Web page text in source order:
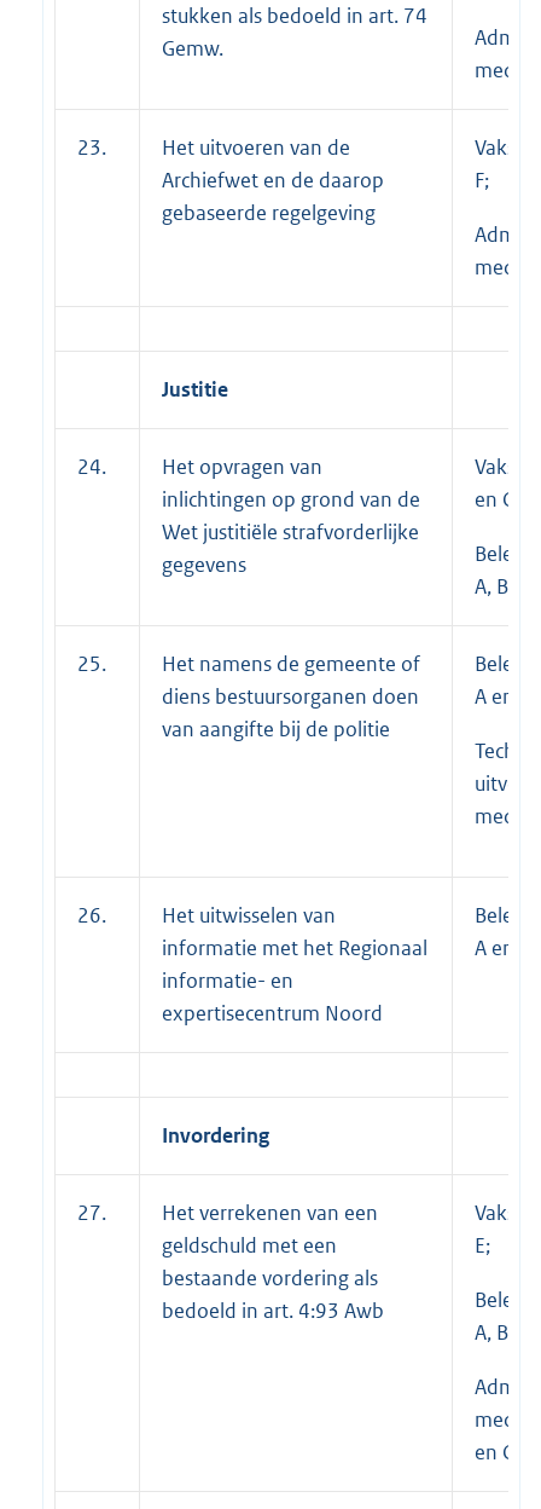
stukken als bedoeld in art. 74
Gemw.
23.
Het uitvoeren van de
Archiefwet en de daarop
gebaseerde regelgeving
F;
Justitie
24.
Het opvragen van
inlichtingen op grond van de
Wet justitiële strafvorderlijke
gegevens
en C;
A, B en
25.
Het namens de gemeente of
diens bestuursorganen doen
van aangifte bij de politie
A en B
26.
Het uitwisselen van
informatie met het Regionaal
informatie- en
expertisecentrum Noord
A en B
Invordering
27.
Het verrekenen van een
geldschuld met een
bestaande vordering als
bedoeld in art. 4:93 Awb
E;
A, B en
en C